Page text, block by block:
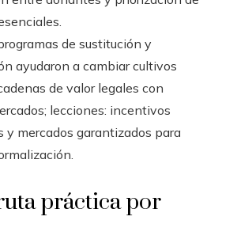
de sustitución y
ayudaron a cambiar cultivos
de valor legales con
lecciones: incentivos
y mercados garantizados para
práctica por